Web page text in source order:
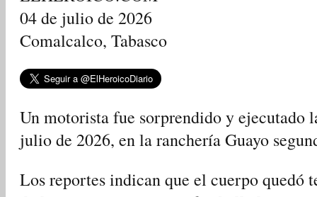
04 de julio de 2026
Comalcalco, Tabasco
Un motorista fue sorprendido y ejecutado
julio de 2026, en la ranchería Guayo
Los reportes indican que el cuerpo quedó